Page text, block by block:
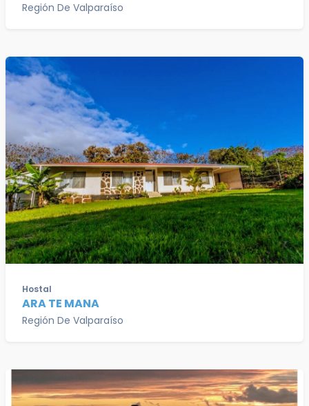
Región De Valparaíso
Hostal
ARA TE MANA
Región De Valparaíso